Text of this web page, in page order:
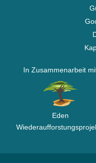
In Zusammenarbeit
Eden